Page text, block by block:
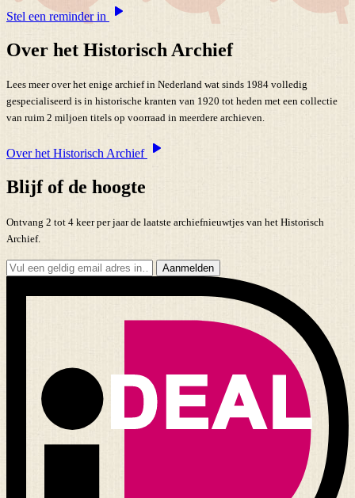
Stel een reminder in
Over het Historisch Archief
Lees meer over het enige archief in Nederland wat sinds 1984 volledig
gespecialiseerd is in historische kranten van 1920 tot heden met een collectie
van ruim 2 miljoen titels op voorraad in meerdere archieven.
Over het Historisch Archief
Blijf of de hoogte
Ontvang 2 tot 4 keer per jaar de laatste archiefnieuwtjes van het Historisch
Archief.
Aanmelden